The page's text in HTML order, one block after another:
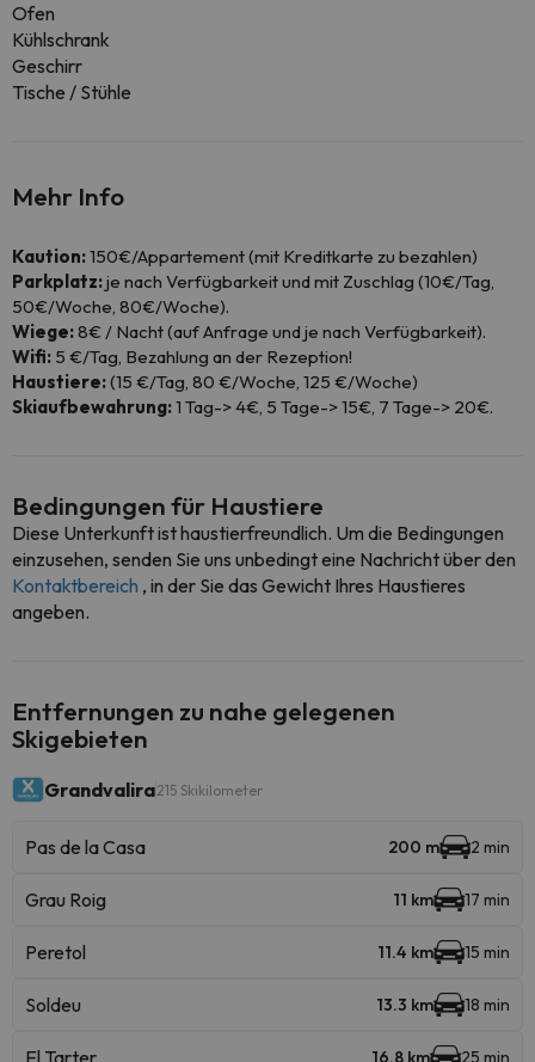
Ofen
Kühlschrank
Geschirr
Tische / Stühle
Mehr Info
Kaution:150€/Appartement (mit Kreditkarte zu bezahlen)
Parkplatz:je nach Verfügbarkeit und mit Zuschlag (10€/Tag,
50€/Woche, 80€/Woche).
Wiege:8€ / Nacht (auf Anfrage und je nach Verfügbarkeit).
Wifi: 5 €/Tag, Bezahlung an der Rezeption!
Haustiere:(15 €/Tag, 80 €/Woche, 125 €/Woche)
Skiaufbewahrung:1 Tag-> 4€, 5 Tage-> 15€, 7 Tage-> 20€.
Bedingungen für Haustiere
Diese Unterkunft ist haustierfreundlich. Um die Bedingungen
einzusehen, senden Sie uns unbedingt eine Nachricht über den
Kontaktbereich , in der Sie das Gewicht Ihres Haustieres
angeben.
Entfernungen zu nahe gelegenen
Skigebieten
Grandvalira215 Skikilometer
Pas de la Casa 200 m 2 min
Grau Roig 11 km 17 min
Peretol 11.4 km 15 min
Soldeu 13.3 km 18 min
El Tarter 16.8 km 25 min